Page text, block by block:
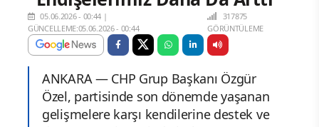
05.06.2026 - 00:44 |
GÜNCELLEME:05.06.2026 - 00:44
317875
GÖRÜNTÜLEME
ANKARA — CHP Grup Başkanı Özgür
Özel, partisinde son dönemde yaşanan
gelişmelere karşı kendilerine destek ve